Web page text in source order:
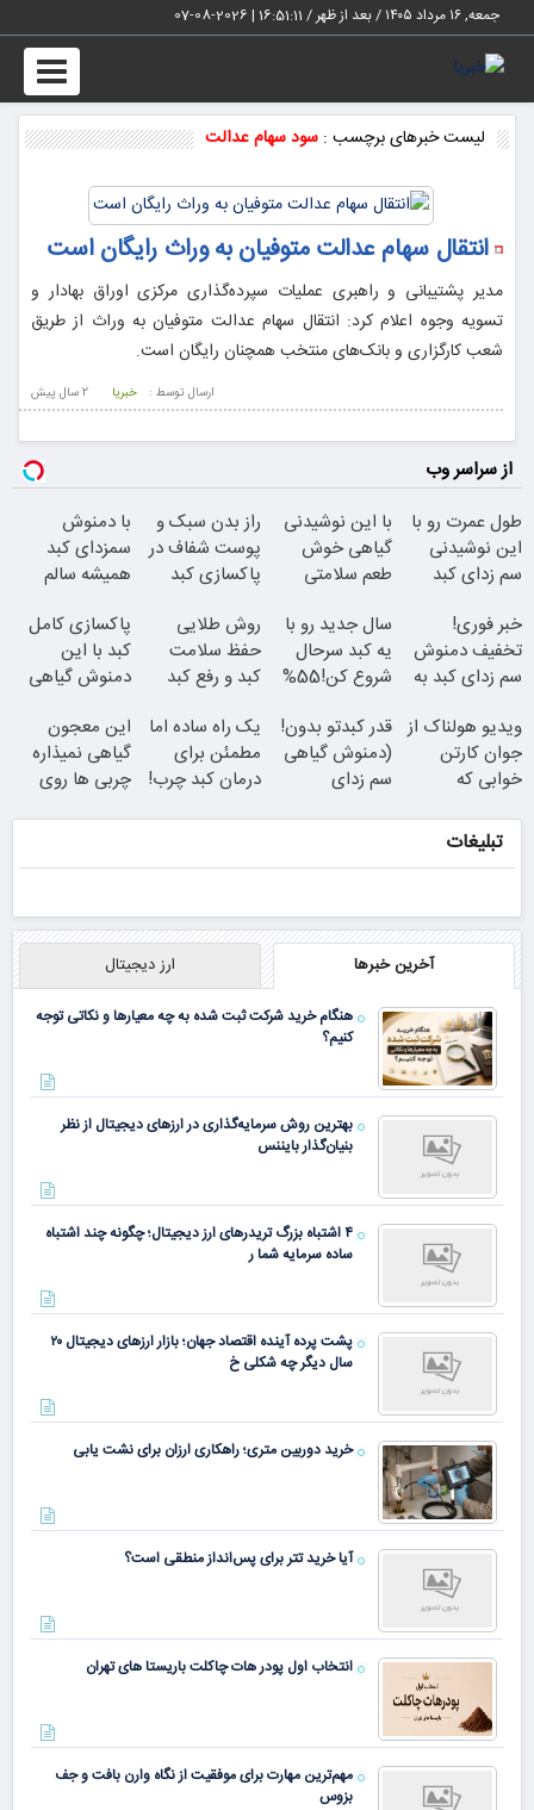
جمعه, ۱۶ مرداد ۱۴۰۵ / بعد از ظهر / 16:51:11
|
2026-08-07
Toggle
لیست خبرهای برچسب : سود سهام عدالت
انتقال سهام عدالت متوفیان به وراث رایگان است
مدیر پشتیبانی و راهبری عملیات سپرده‌گذاری مرکزی اوراق بهادار و
تسویه وجوه اعلام کرد: انتقال سهام عدالت متوفیان به وراث از طریق
شعب کارگزاری و بانک‌های منتخب همچنان رایگان است.
2 سال پيش ارسال توسط : خبریا
از سراسر وب
طول عمرت رو با
این نوشیدنی
سم زدای کبد
با این نوشیدنی
گیاهی خوش
طعم سلامتی
تضمین کنید
راز بدن سبک و
پوست شفاف در
پاکسازی کبد
با دمنوش
سمزدای کبد
همیشه سالم
خبر فوری!
تخفیف دمنوش
سم زدای کبد به
(موجودی
محدود)
سال جدید رو با
یه کبد سرحال
شروع کن!55%
روش طلایی
حفظ سلامت
کبد و رفع کبد
دمنوش کبد با
تخفیف ویژه)
پاکسازی کامل
کبد با این
دمنوش گیاهی
امشب!(لینک
خرید محصول)
ویدیو هولناک از
جوان کارتن
خوابی که
آموزش رایگان
قدر کبدتو بدون!
(دمنوش گیاهی
سم زدای
یک راه ساده اما
مطمئن برای
درمان کبد چرب!
این معجون
گیاهی نمیذاره
چربی ها روی
تبلیغات
آخرین خبرها ارز دیجیتال
هنگام خرید شرکت ثبت شده به چه معیارها و نکاتی توجه
کنیم؟
بهترین روش سرمایه‌گذاری در ارزهای دیجیتال از نظر
بنیان‌گذار بایننس
۴ اشتباه بزرگ تریدرهای ارز دیجیتال؛ چگونه چند اشتباه
ساده سرمایه شما ر
پشت پرده آینده اقتصاد جهان؛ بازار ارزهای دیجیتال ۲۰
سال دیگر چه شکلی خ
خرید دوربین متری؛ راهکاری ارزان برای نشت یابی
آیا خرید تتر برای پس‌انداز منطقی است؟
انتخاب اول پودر هات چاکلت باریستا های تهران
مهم‌ترین مهارت برای موفقیت از نگاه وارن بافت و جف
بزوس